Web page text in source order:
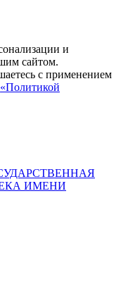
и
сайтом.
с применением
«Политикой
ИМЕНИ